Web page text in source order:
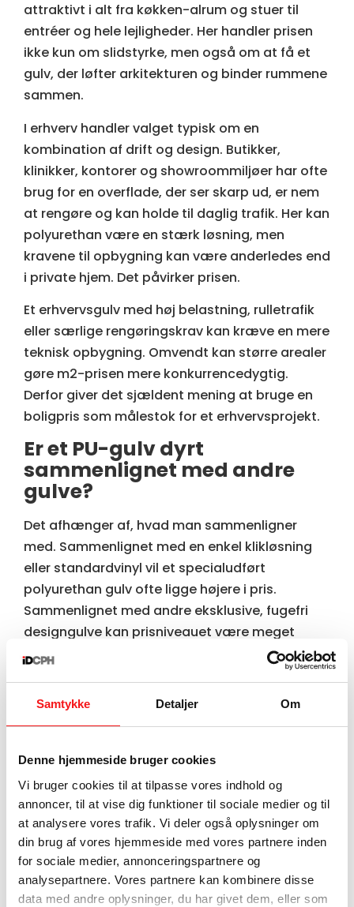
Samtykke Detaljer Om
Denne hjemmeside bruger cookies
Vi bruger cookies til at tilpasse vores indhold og
annoncer, til at vise dig funktioner til sociale medier og til
at analysere vores trafik. Vi deler også oplysninger om
din brug af vores hjemmeside med vores partnere inden
for sociale medier, annonceringspartnere og
analysepartnere. Vores partnere kan kombinere disse
data med andre oplysninger, du har givet dem, eller som
attraktivt i alt fra køkken-alrum og stuer til
entréer og hele lejligheder. Her handler prisen
ikke kun om slidstyrke, men også om at få et
gulv, der løfter arkitekturen og binder rummene
sammen.
I erhverv handler valget typisk om en
kombination af drift og design. Butikker,
klinikker, kontorer og showroommiljøer har ofte
brug for en overflade, der ser skarp ud, er nem
at rengøre og kan holde til daglig trafik. Her kan
polyurethan være en stærk løsning, men
kravene til opbygning kan være anderledes end
i private hjem. Det påvirker prisen.
Et erhvervsgulv med høj belastning, rulletrafik
eller særlige rengøringskrav kan kræve en mere
teknisk opbygning. Omvendt kan større arealer
gøre m2-prisen mere konkurrencedygtig.
Derfor giver det sjældent mening at bruge en
boligpris som målestok for et erhvervsprojekt.
Er et PU-gulv dyrt
sammenlignet med andre
gulve?
Det afhænger af, hvad man sammenligner
med. Sammenlignet med en enkel klikløsning
eller standardvinyl vil et specialudført
polyurethan gulv ofte ligge højere i pris.
Sammenlignet med andre eksklusive, fugefri
designgulve kan prisniveauet være meget
konkurrencedygtigt, især når man regner
levetid, vedligeholdelse og det arkitektoniske
udtryk med.
PU vælges sjældent, fordi det er den billigste
mange andre gulvtyper ikke kan levere i samme
samlede pakke. Den bløde komfort, den
ensartede overflade, de mange
farvemuligheder og det stringente visuelle
udtryk er en væsentlig del af værdien.
Samtidig skal man være ærlig om trade-offs.